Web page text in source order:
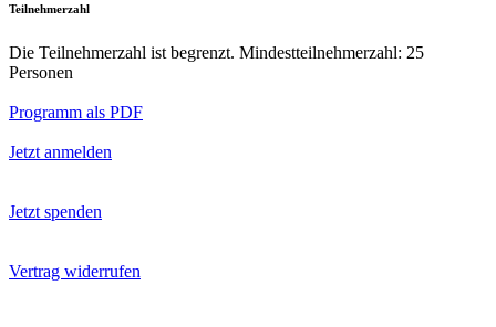
Teilnehmerzahl
Die Teilnehmerzahl ist begrenzt. Mindestteilnehmerzahl: 25
Personen
Programm als PDF
Jetzt anmelden
Jetzt spenden
Vertrag widerrufen